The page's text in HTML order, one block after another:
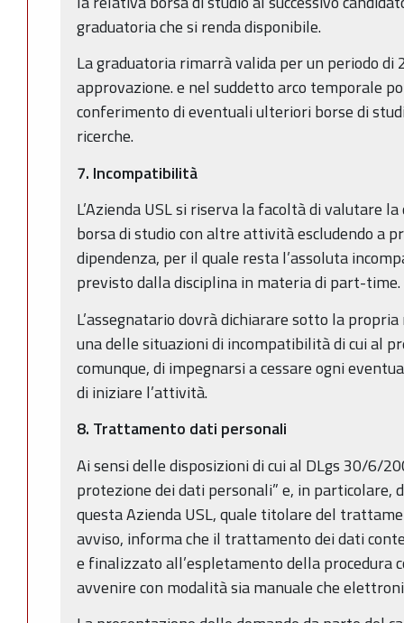
graduatoria che si renda disponibile.
La graduatoria rimarrà valida per un periodo di
approvazione. e nel suddetto arco temporale
conferimento di eventuali ulteriori borse di
ricerche.
7. Incompatibilità
L’Azienda USL si riserva la facoltà di valutare
borsa di studio con altre attività escludendo a
dipendenza, per il quale resta l’assoluta
previsto dalla disciplina in materia di part-time.
L’assegnatario dovrà dichiarare sotto la
una delle situazioni di incompatibilità di cui al
comunque, di impegnarsi a cessare ogni
di iniziare l’attività.
8. Trattamento dati personali
Ai sensi delle disposizioni di cui al DLgs 30/6/
protezione dei dati personali” e, in particolare,
questa Azienda USL, quale titolare del
avviso, informa che il trattamento dei dati
e finalizzato all’espletamento della procedura
avvenire con modalità sia manuale che